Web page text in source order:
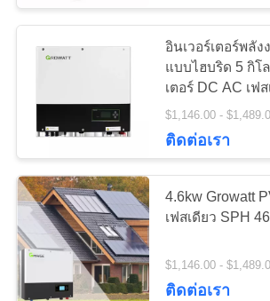
ระบบจัดเก็บ
แบตเตอรี่พลังง
แสงอาทิตย์
Off Grid Solar
System Kit
อินเวอร์เตอร์พลั
แบบไฮบริด 5 กิโ
เตอร์ DC AC เฟ
5000TL BL-UP
ติดต่อเรา
4.6kw Growatt
เฟสเดียว SPH
ติดต่อเรา